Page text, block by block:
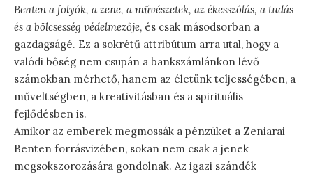
Benten a folyók, a zene, a művészetek, az ékesszólás, a tudás
és a bölcsesség védelmezője, és csak másodsorban a
gazdagságé. Ez a sokrétű attribútum arra utal, hogy a
valódi bőség nem csupán a bankszámlánkon lévő
számokban mérhető, hanem az életünk teljességében, a
műveltségben, a kreativitásban és a spirituális
fejlődésben is.
Amikor az emberek megmossák a pénzüket a Zeniarai
Benten forrásvizében, sokan nem csak a jenek
megsokszorozására gondolnak. Az igazi szándék